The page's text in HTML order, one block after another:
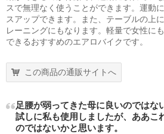
スで無理なく使うことができます。運動
スアップできます。また、テーブルの上
レーニングにもなります。軽量で女性に
できるおすすめのエアロバイクです。
この商品の通販サイトへ
足腰が弱ってきた母に良いのではな
試しに私も使用しましたが、ああこ
のではないかと思います。